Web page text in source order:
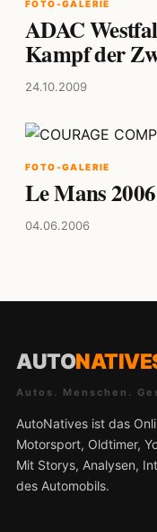
FOTO-GALERIE
ADAC
Kampf der
24.10.2009
FOTO-GALERIE
Le Mans
04.06.2006
AUTO
Autos. Menschen.
AutoNatives ist das
Motorsport, Oldtimer,
Mit Storys, Analysen,
des Automobils.